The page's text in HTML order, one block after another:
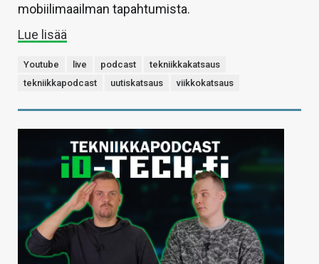
mobiilimaailman tapahtumista.
Lue lisää
Youtube live podcast
tekniikkakatsaus
tekniikkapodcast
uutiskatsaus viikkokatsaus